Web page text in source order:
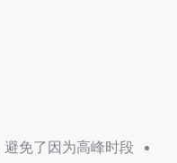
避免了因为高峰时段